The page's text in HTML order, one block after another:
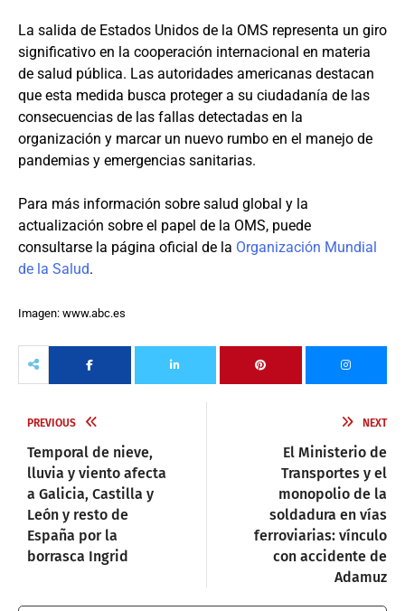
La salida de Estados Unidos de la OMS representa un giro
significativo en la cooperación internacional en materia
de salud pública. Las autoridades americanas destacan
que esta medida busca proteger a su ciudadanía de las
consecuencias de las fallas detectadas en la
organización y marcar un nuevo rumbo en el manejo de
pandemias y emergencias sanitarias.
Para más información sobre salud global y la
actualización sobre el papel de la OMS, puede
consultarse la página oficial de la Organización Mundial
de la Salud.
Imagen: www.abc.es
PREVIOUS
Temporal de nieve,
lluvia y viento afecta
a Galicia, Castilla y
León y resto de
España por la
borrasca Ingrid
NEXT
El Ministerio de
Transportes y el
monopolio de la
soldadura en vías
ferroviarias: vínculo
con accidente de
Adamuz